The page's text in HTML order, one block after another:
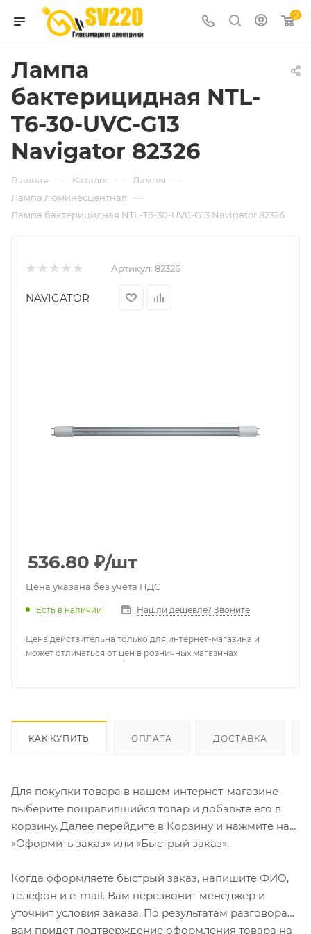
0
Лампа
бактерицидная NTL-
T6-30-UVC-G13
Navigator 82326
Главная — Каталог — Лампы —
Лампа люминесцентная —
Лампа бактерицидная NTL-T6-30-UVC-G13 Navigator 82326
Артикул: 82326
NAVIGATOR
536.80 ₽/шт
Цена указана без учета НДС
Есть в наличии Нашли дешевле? Звоните
Цена действительна только для интернет-магазина и
может отличаться от цен в розничных магазинах
КАК КУПИТЬ ОПЛАТА ДОСТАВКА
Для покупки товара в нашем интернет-магазине
выберите понравившийся товар и добавьте его в
корзину. Далее перейдите в Корзину и нажмите на
«Оформить заказ» или «Быстрый заказ».
Когда оформляете быстрый заказ, напишите ФИО,
телефон и e-mail. Вам перезвонит менеджер и
уточнит условия заказа. По результатам разговора
вам придет подтверждение оформления товара на